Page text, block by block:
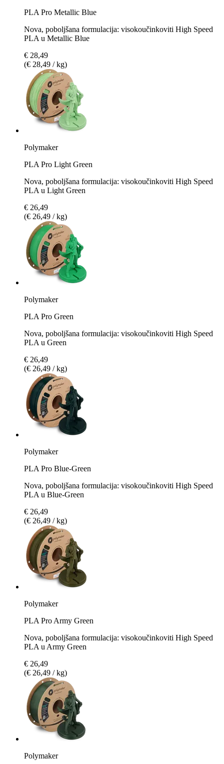
PLA Pro Metallic Blue
Nova, poboljšana formulacija: visokoučinkoviti High Speed
PLA u Metallic Blue
€ 28,49
(€ 28,49 / kg)
Polymaker
PLA Pro Light Green
Nova, poboljšana formulacija: visokoučinkoviti High Speed
PLA u Light Green
€ 26,49
(€ 26,49 / kg)
Polymaker
PLA Pro Green
Nova, poboljšana formulacija: visokoučinkoviti High Speed
PLA u Green
€ 26,49
(€ 26,49 / kg)
Polymaker
PLA Pro Blue-Green
Nova, poboljšana formulacija: visokoučinkoviti High Speed
PLA u Blue-Green
€ 26,49
(€ 26,49 / kg)
Polymaker
PLA Pro Army Green
Nova, poboljšana formulacija: visokoučinkoviti High Speed
PLA u Army Green
€ 26,49
(€ 26,49 / kg)
Polymaker